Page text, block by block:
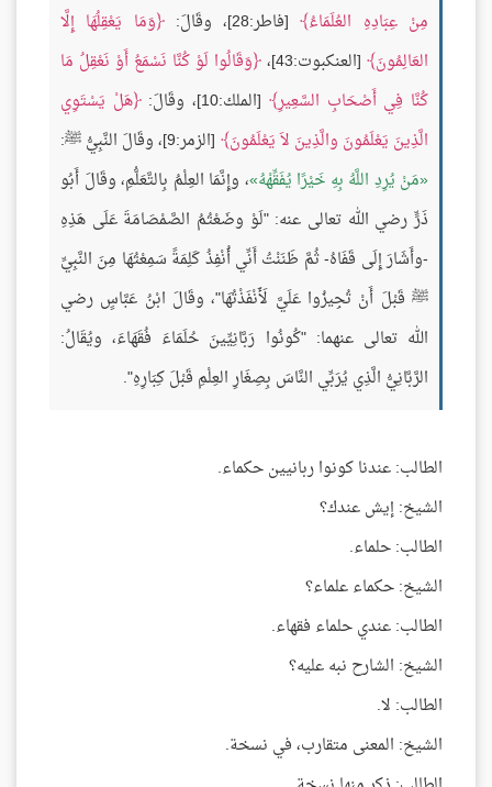
مِنْ عِبَادِهِ العُلَمَاءُ [فاطر:28]، وقَالَ:
وَمَا يَعْقِلُهَا إِلَّا
العَالِمُونَ [العنكبوت:43]،
وَقَالُوا لَوْ كُنَّا نَسْمَعُ أَوْ نَعْقِلُ مَا
كُنَّا فِي أَصْحَابِ السَّعِيرِ [الملك:10]، وقَالَ:
هَلْ يَسْتَوِي
الَّذِينَ يَعْلَمُونَ والَّذِينَ لاَ يَعْلَمُونَ [الزمر:9]، وقَالَ النَّبِيُّ ﷺ:
مَنْ يُرِدِ اللَّهُ بِهِ خَيْرًا يُفَقِّهْهُ ، وإِنَّمَا العِلْمُ بِالتَّعَلُّمِ، وقَالَ أَبُو
ذَرٍّ رضي الله تعالى عنه: "لَوْ وضَعْتُمُ الصَّمْصَامَةَ عَلَى هَذِهِ
-وأَشَارَ إِلَى قَفَاهُ- ثُمَّ ظَنَنْتُ أَنِّي أُنْفِذُ كَلِمَةً سَمِعْتُهَا مِنَ النَّبِيِّ
ﷺ قَبْلَ أَنْ تُجِيزُوا عَلَيَّ لَأَنْفَذْتُهَا"، وقَالَ ابْنُ عَبَّاسٍ رضي
الله تعالى عنهما: "كُونُوا رَبَّانِيِّينَ حُلَمَاءَ فُقَهَاءَ، ويُقَالُ:
الرَّبَّانِيُّ الَّذِي يُرَبِّي النَّاسَ بِصِغَارِ العِلْمِ قَبْلَ كِبَارِهِ".
الطالب: عندنا كونوا ربانيين حكماء.
الشيخ: إيش عندك؟
الطالب: حلماء.
الشيخ: حكماء علماء؟
الطالب: عندي حلماء فقهاء.
الشيخ: الشارح نبه عليه؟
الطالب: لا.
الشيخ: المعنى متقارب، في نسخة.